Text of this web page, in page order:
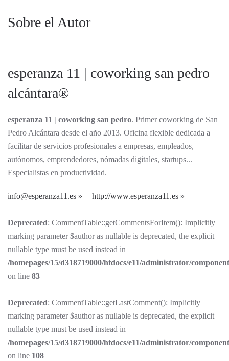
Sobre el Autor
esperanza 11 | coworking san pedro
alcántara®
esperanza 11 | coworking san pedro. Primer coworking de San
Pedro Alcántara desde el año 2013. Oficina flexible dedicada a
facilitar de servicios profesionales a empresas, empleados,
autónomos, emprendedores, nómadas digitales, startups...
Especialistas en productividad.
info@esperanza11.es http://www.esperanza11.es
Deprecated: CommentTable::getCommentsForItem(): Implicitly
marking parameter $author as nullable is deprecated, the explicit
nullable type must be used instead in
/homepages/15/d318719000/htdocs/e11/administrator/
on line 83
Deprecated: CommentTable::getLastComment(): Implicitly
marking parameter $author as nullable is deprecated, the explicit
nullable type must be used instead in
/homepages/15/d318719000/htdocs/e11/administrator/
on line 108